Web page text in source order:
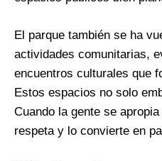
El parque también se ha
actividades comunitarias,
encuentros culturales que
Estos espacios no solo
Cuando la gente se
respeta y lo convierte en